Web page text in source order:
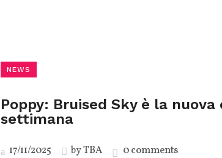
NEWS
Poppy: Bruised Sky è la
settimana
17/11/2025 byTBA 0 comments